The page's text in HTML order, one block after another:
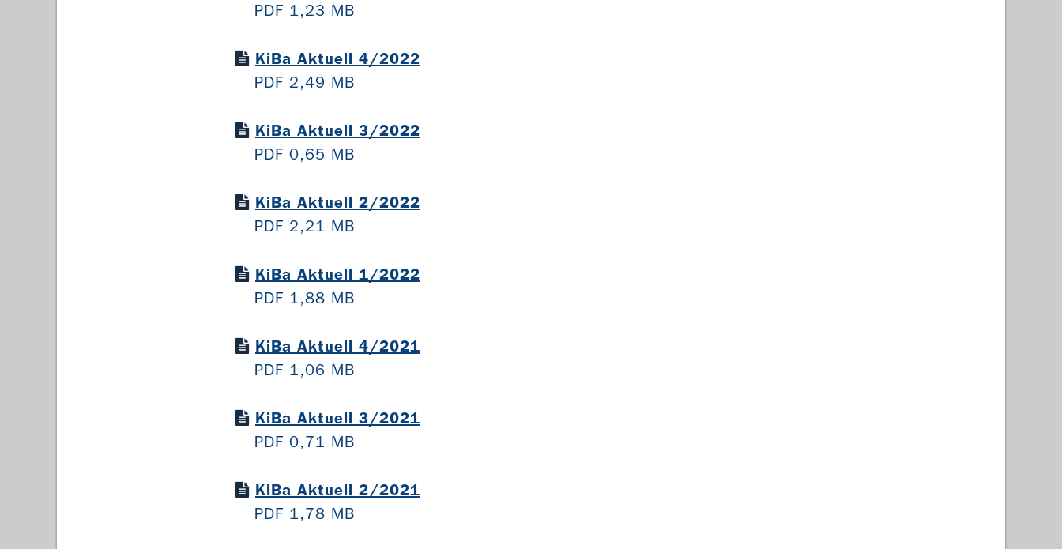
PDF 1,23 MB
KiBa Aktuell 4/2022
PDF 2,49 MB
KiBa Aktuell 3/2022
PDF 0,65 MB
KiBa Aktuell 2/2022
PDF 2,21 MB
KiBa Aktuell 1/2022
PDF 1,88 MB
KiBa Aktuell 4/2021
PDF 1,06 MB
KiBa Aktuell 3/2021
PDF 0,71 MB
KiBa Aktuell 2/2021
PDF 1,78 MB